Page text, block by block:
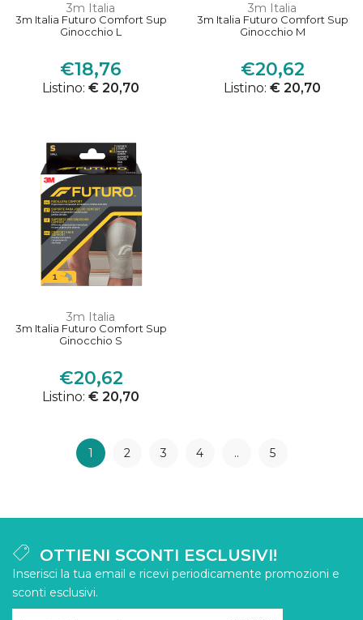
3m Italia
3m Italia Futuro Comfort Sup
Ginocchio L
€18,76
Listino: € 20,70
3m Italia
3m Italia Futuro Comfort Sup
Ginocchio M
€20,62
Listino: € 20,70
3m Italia
3m Italia Futuro Comfort Sup
Ginocchio S
€20,62
Listino: € 20,70
1 2 3 4 .. 5
OTTIENI SCONTI ESCLUSIVI!
Inserisci la tua email e ricevi periodicamente promozioni e
sconti esclusivi.